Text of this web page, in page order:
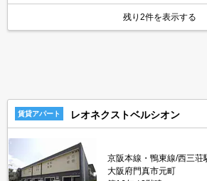
残り2件を表示する
賃貸アパート レオネクストベルシオン
京阪本線・鴨東線/西三荘
大阪府門真市元町